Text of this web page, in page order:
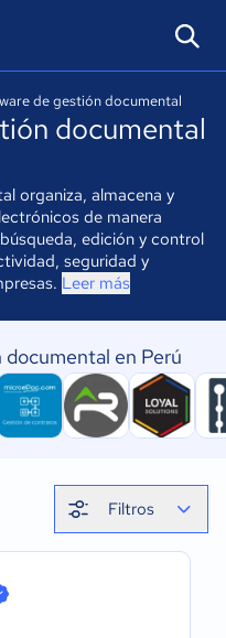
de gestión documental
documental
organiza, almacena y
de manera
edición y control
seguridad y
Leer más
en Perú
Filtros